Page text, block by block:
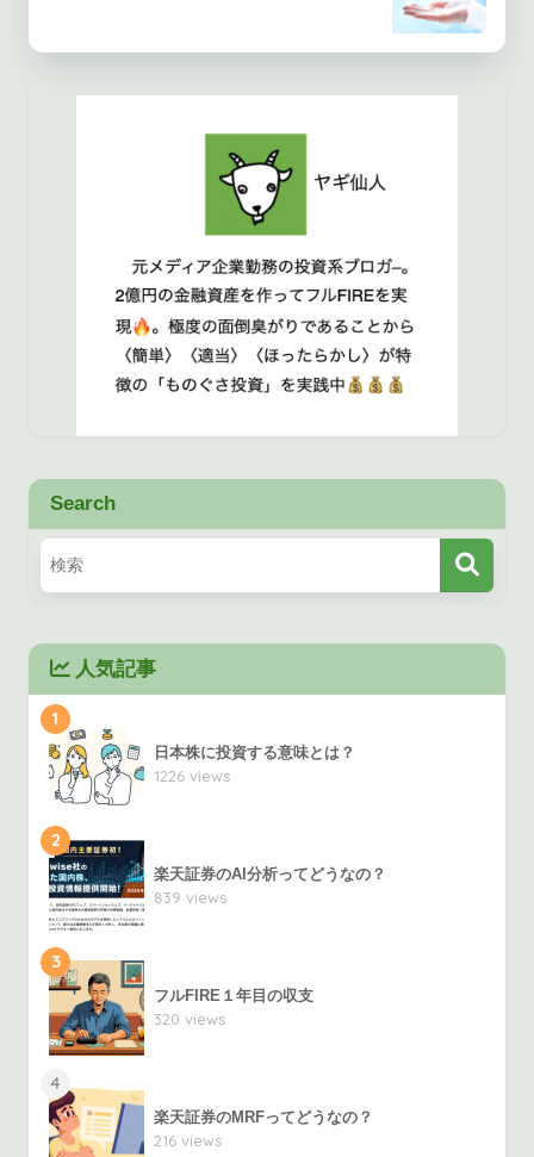
Search
人気記事
1
日本株に投資する意味とは？
1226 views
2
楽天証券のAI分析ってどうなの？
839 views
3
フルFIRE１年目の収支
320 views
4
楽天証券のMRFってどうなの？
216 views